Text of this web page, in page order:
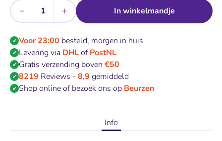
Aantal
− + In winkelmandje
✔ Voor 23:00 besteld, morgen in huis
✔ Levering via DHLofPostNL
✔ Gratis verzending boven €50
✔ 8219 Reviews - 8,9 gemiddeld
✔ Shop online of bezoek ons op Beurzen
Info